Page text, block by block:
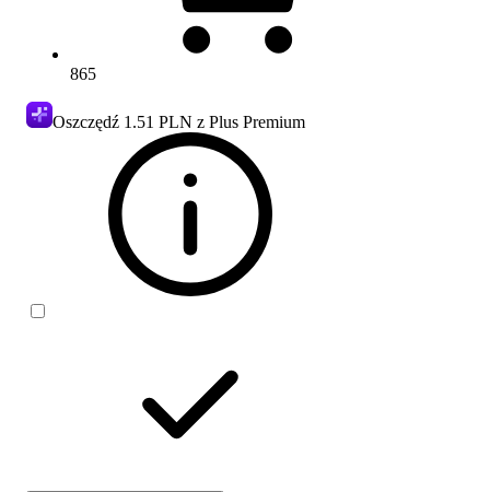
865
Oszczędź 1.51 PLN z Plus Premium